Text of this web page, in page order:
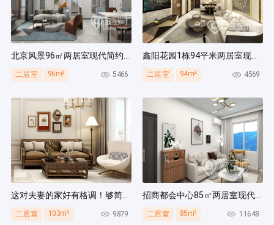
北京风景96㎡两居室现代简约风装修案例
二居室 96m² 5466
鑫阳花园1栋94平米两居室现代简约风装修案例
二居室 94m² 4569
这对夫妻的家好有格调！够简洁还复古，好打扫卫生太贴心~
二居室 103m² 9879
招商都会中心85㎡两居室现代简约风装修案例
二居室 85m² 11648